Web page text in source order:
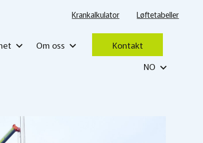
Krankalkulator Løftetabeller
Om oss
Kontakt
NO